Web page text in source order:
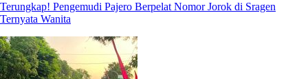
Terungkap! Pengemudi Pajero Berpelat Nomor Jorok di Sragen
Ternyata Wanita